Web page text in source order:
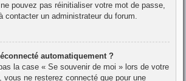
pouvez pas réinitialiser votre mot de passe,
contacter un administrateur du forum.
automatiquement ?
la case « Se souvenir de moi » lors de votre
vous ne resterez connecté que pour une